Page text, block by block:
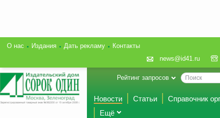
О нас Издания Дать рекламу
Контакты
news@id41.ru
Рейтинг запросов
Новости Статьи
Справочник
Ещё